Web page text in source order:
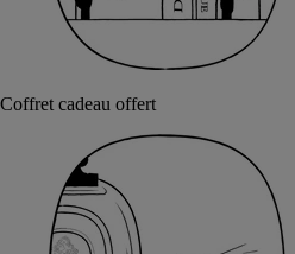
Coffret cadeau offert